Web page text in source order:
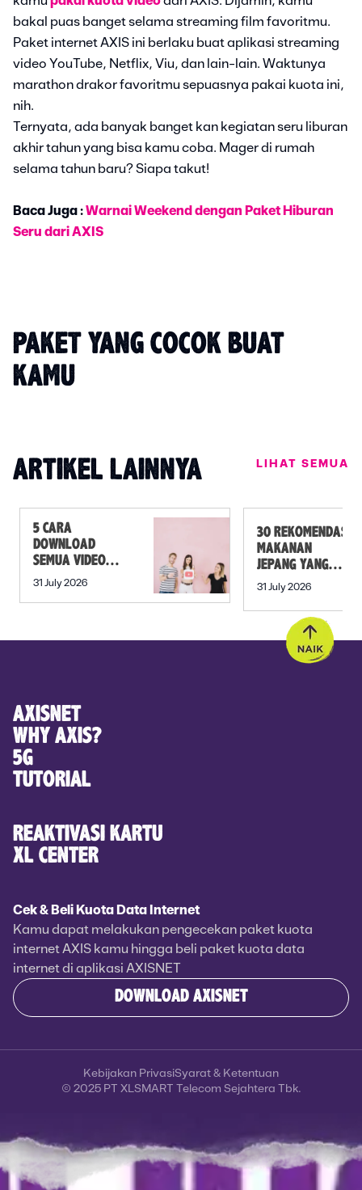
bakal puas banget selama streaming film favoritmu.
Paket internet AXIS ini berlaku buat aplikasi streaming
video YouTube, Netflix, Viu, dan lain-lain. Waktunya
marathon drakor favoritmu sepuasnya pakai kuota ini,
nih.
Ternyata, ada banyak banget kan kegiatan seru liburan
akhir tahun yang bisa kamu coba. Mager di rumah
selama tahun baru? Siapa takut!
Baca Juga :Warnai Weekend dengan Paket Hiburan
Seru dari AXIS
PAKET YANG COCOK BUAT
KAMU
ARTIKEL LAINNYA LIHAT SEMUA
5 CARA
DOWNLOAD
SEMUA VIDEO
DALAM PLAYLIST
31 July 2026
30 REKOMENDASI
MAKANAN
JEPANG YANG
MUST TRY SELAIN
31 July 2026
AXISNET
WHY AXIS?
5G
TUTORIAL
REAKTIVASI KARTU
XL CENTER
Cek & Beli Kuota Data Internet
Kamu dapat melakukan pengecekan paket kuota
internet AXIS kamu hingga beli paket kuota data
internet di aplikasi AXISNET
DOWNLOAD AXISNET
© 2025 PT XLSMART Telecom Sejahtera Tbk.
Kebijakan PrivasiSyarat & Ketentuan